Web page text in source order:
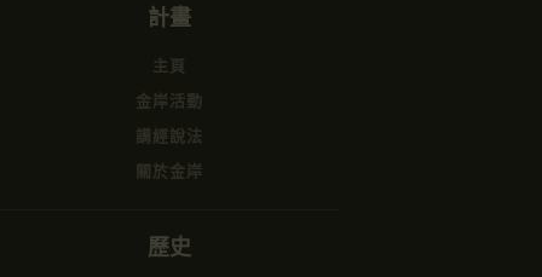
計畫
主頁
金岸活動
講經說法
關於金岸
歷史